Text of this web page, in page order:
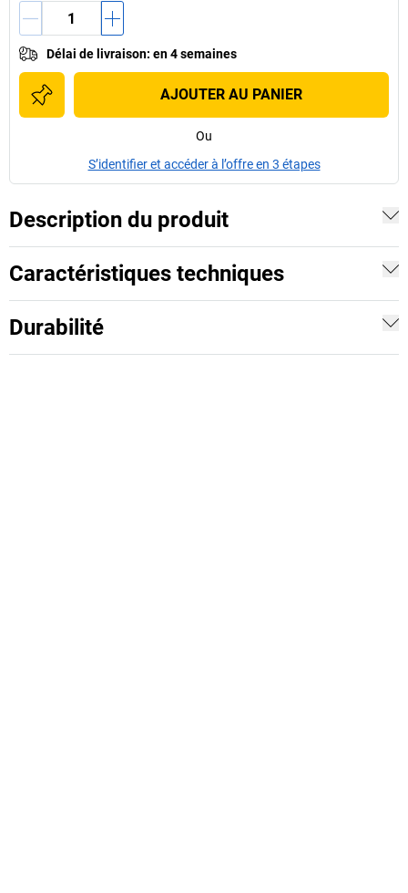
Délai de livraison: en 4 semaines
AJOUTER AU PANIER
Ou
S’identifier et accéder à l’offre en 3 étapes
Description du produit
Caractéristiques techniques
Durabilité